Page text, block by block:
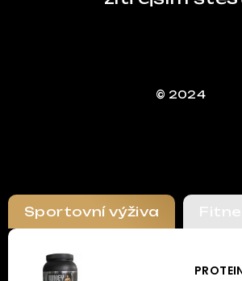
© 2024
Sportovní výživa